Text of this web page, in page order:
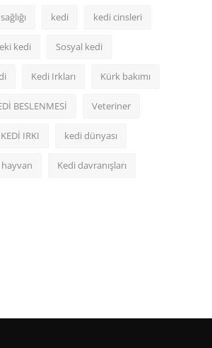
kedi kedi cinsleri
kedi Sosyal kedi
Kedi Irkları Kürk bakımı
BESLENMESİ Veteriner
KEDİ IRKI kedi dünyası
Kedi davranışları